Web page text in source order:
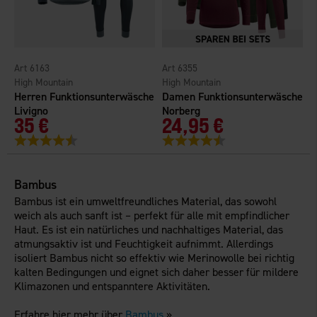
Herren Funktionsunterwäsche
Livigno
High Mountain
6163
35 €
Bewertung:
Damen Funktionsunterwäsche
Norberg
High Mountain
6355
24,95 €
Bewertung:
Bambus
Bambus ist ein umweltfreundliches Material, das sowohl
weich als auch sanft ist – perfekt für alle mit empfindlicher
Haut. Es ist ein natürliches und nachhaltiges Material, das
atmungsaktiv ist und Feuchtigkeit aufnimmt. Allerdings
isoliert Bambus nicht so effektiv wie Merinowolle bei richtig
kalten Bedingungen und eignet sich daher besser für mildere
Klimazonen und entspanntere Aktivitäten.